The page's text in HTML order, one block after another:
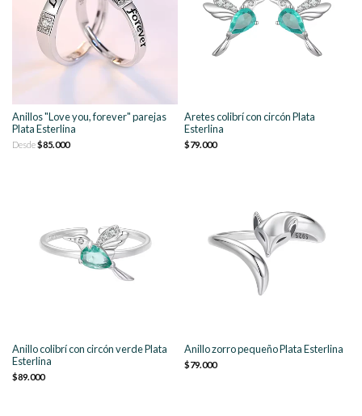
Anillos "Love you, forever" parejas
Plata Esterlina
Desde$85.000
Aretes colibrí con circón Plata
Esterlina
$79.000
Anillo colibrí con circón verde Plata
Esterlina
$89.000
Anillo zorro pequeño Plata Esterlina
$79.000